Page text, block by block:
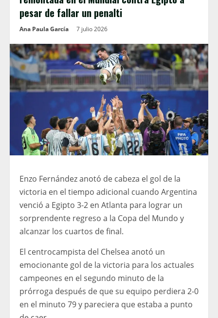
pesar de fallar un penalti
Ana Paula García 7 julio 2026
Enzo Fernández anotó de cabeza el gol de la
victoria en el tiempo adicional cuando Argentina
venció a Egipto 3-2 en Atlanta para lograr un
sorprendente regreso a la Copa del Mundo y
alcanzar los cuartos de final.
El centrocampista del Chelsea anotó un
emocionante gol de la victoria para los actuales
campeones en el segundo minuto de la
prórroga después de que su equipo perdiera 2-0
en el minuto 79 y pareciera que estaba a punto